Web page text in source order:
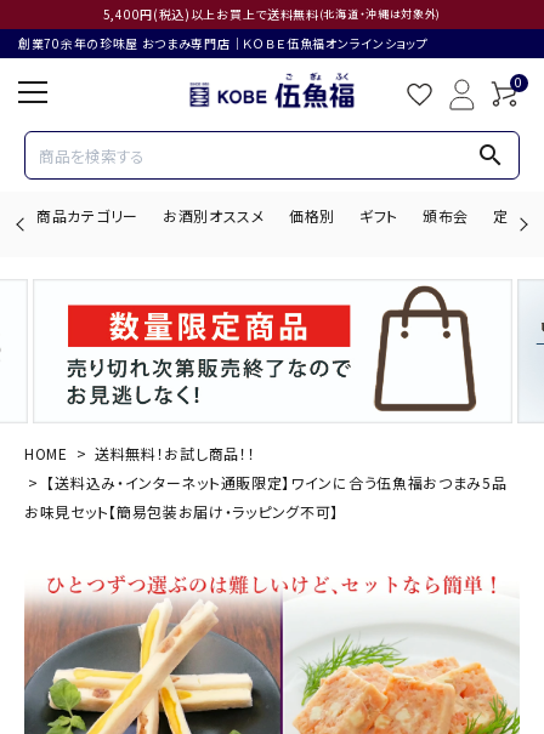
5,400円(税込)以上お買上で送料無料(北海道・沖縄は対象外)
創業70余年の珍味屋 おつまみ専門店│ＫＯＢＥ伍魚福オンラインショップ
0
search
商品カテゴリー お酒別オススメ 価格別 ギフト 頒布会 定期購
search
ACCOUNT MENU
ログイン 会員登録
お酒別オススメ
価格別
HOME
送料無料！お試し商品！！
【送料込み・インターネット通販限定】ワインに合う伍魚福おつまみ5品
お味見セット【簡易包装お届け・ラッピング不可】